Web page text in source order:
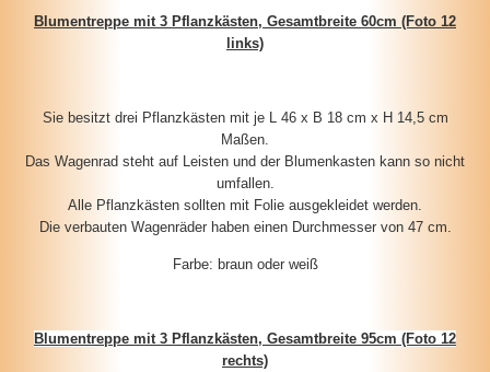
Blumentreppe mit 3 Pflanzkästen, Gesamtbreite 60cm (Foto 12
links)
Sie besitzt drei Pflanzkästen mit je L 46 x B 18 cm x H 14,5 cm
Maßen.
Das Wagenrad steht auf Leisten und der Blumenkasten kann so nicht
umfallen.
Alle Pflanzkästen sollten mit Folie ausgekleidet werden.
Die verbauten Wagenräder haben einen Durchmesser von 47 cm.
Farbe: braun oder weiß
Blumentreppe mit 3 Pflanzkästen, Gesamtbreite 95cm (Foto 12
rechts)